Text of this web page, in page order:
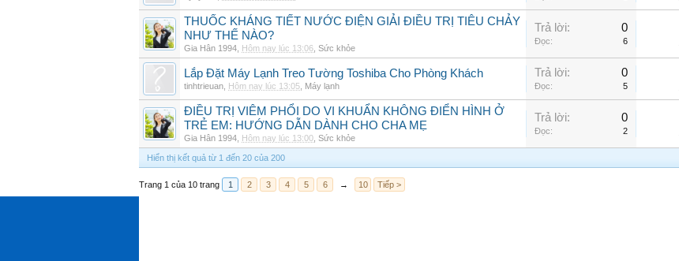
THUỐC KHÁNG TIẾT NƯỚC ĐIỆN GIẢI ĐIỀU TRỊ TIÊU CHẢY
NHƯ THẾ NÀO?
Gia Hân 1994 Hôm nay lúc 13:06 Sức khỏe
Trả lời: 0
Đọc: 6
Lắp Đặt Máy Lạnh Treo Tường Toshiba Cho Phòng Khách
tinhtrieuan Hôm nay lúc 13:05 Máy lạnh
Trả lời: 0
Đọc: 5
ĐIỀU TRỊ VIÊM PHỔI DO VI KHUẨN KHÔNG ĐIỂN HÌNH Ở
TRẺ EM: HƯỚNG DẪN DÀNH CHO CHA MẸ
Gia Hân 1994 Hôm nay lúc 13:00 Sức khỏe
Trả lời: 0
Đọc: 2
Hiển thị kết quả từ 1 đến 20 của 200
Trang 1 của 10 trang 1 2 3 4 5 6 → 10 Tiếp >